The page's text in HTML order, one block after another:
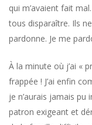
qui m’avaient fait
tous disparaître. Ils
pardonne. Je me
À la minute où j’ai «
frappée ! J’ai enfin
je n’aurais jamais pu
patron exigeant et